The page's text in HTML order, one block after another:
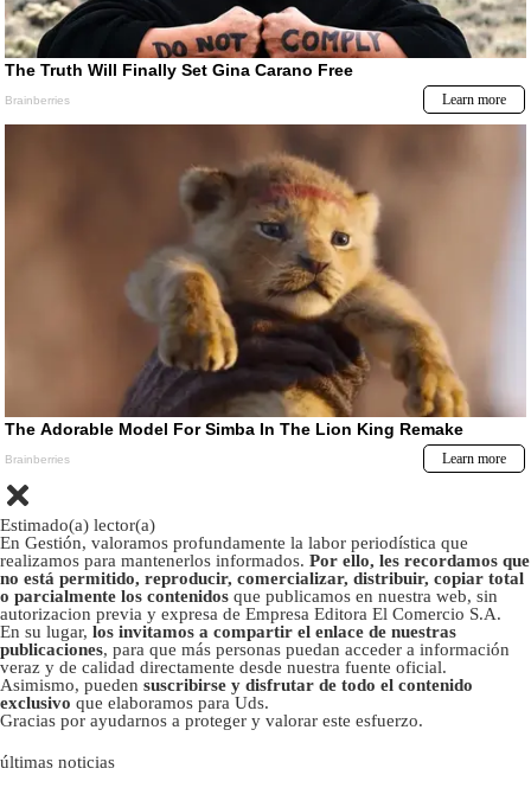
Estimado(a) lector(a)
En Gestión, valoramos profundamente la labor periodística que
realizamos para mantenerlos informados. Por ello, les recordamos que
no está permitido, reproducir, comercializar, distribuir, copiar total
o parcialmente los contenidos que publicamos en nuestra web, sin
autorizacion previa y expresa de Empresa Editora El Comercio S.A.
En su lugar, los invitamos a compartir el enlace de nuestras
publicaciones, para que más personas puedan acceder a información
veraz y de calidad directamente desde nuestra fuente oficial.
Asimismo, pueden suscribirse y disfrutar de todo el contenido
exclusivo que elaboramos para Uds.
Gracias por ayudarnos a proteger y valorar este esfuerzo.
últimas noticias